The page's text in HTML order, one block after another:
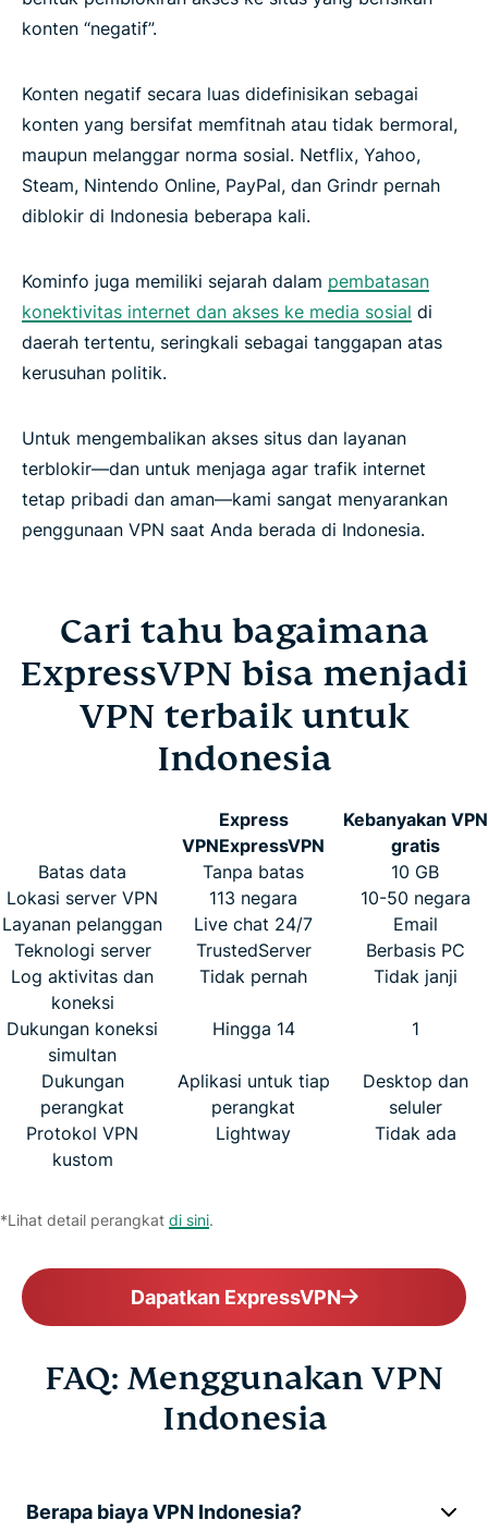
konten “negatif”.
Konten negatif secara luas didefinisikan sebagai
konten yang bersifat memfitnah atau tidak bermoral,
maupun melanggar norma sosial. Netflix, Yahoo,
Steam, Nintendo Online, PayPal, dan Grindr pernah
diblokir di Indonesia beberapa kali.
Kominfo juga memiliki sejarah dalam pembatasan
konektivitas internet dan akses ke media sosial di
daerah tertentu, seringkali sebagai tanggapan atas
kerusuhan politik.
Untuk mengembalikan akses situs dan layanan
terblokir—dan untuk menjaga agar trafik internet
tetap pribadi dan aman—kami sangat menyarankan
penggunaan VPN saat Anda berada di Indonesia.
Cari tahu bagaimana
ExpressVPN bisa menjadi
VPN terbaik untuk
Indonesia
Express
VPNExpressVPN
Kebanyakan VPN
gratis
Batas data
Tanpa batas
10 GB
Lokasi server VPN
113 negara
10-50 negara
Layanan pelanggan
Live chat 24/7
Email
Teknologi server
TrustedServer
Berbasis PC
Log aktivitas dan
koneksi
Tidak pernah Tidak janji
Dukungan koneksi
simultan
Hingga 14 1
Dukungan
perangkat
Aplikasi untuk tiap
perangkat
Desktop dan
seluler
Protokol VPN
kustom
Lightway Tidak ada
*Lihat detail perangkat di sini.
Dapatkan ExpressVPN
FAQ: Menggunakan VPN
Indonesia
Berapa biaya VPN Indonesia?